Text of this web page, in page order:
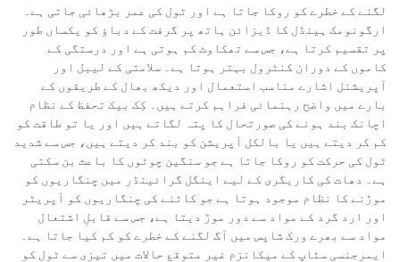
لگنے کے خطرے کو روکا جاتا ہے اور ٹول کی عمر بڑھائی جاتی ہے۔
ارگونومک ہینڈل کا ڈیزائن ہاتھ پر گرفت کے دباؤ کو یکساں طور
پر تقسیم کرتا ہے، جس سے تھکاوٹ کم ہوتی ہے اور درستگی کے
کاموں کے دوران کنٹرول بہتر ہوتا ہے۔ سلامتی کے لیبل اور
آپریشنل اشارے مناسب استعمال اور دیکھ بھال کے طریقوں کے
بارے میں واضح رہنمائی فراہم کرتے ہیں۔ کِک بیک تحفظ کے نظام
اچانک بند ہونے کی صورتحال کا پتہ لگاتے ہیں اور یا تو طاقت کو
کم کر دیتے ہیں یا بالکل آپریشن کو بند کر دیتے ہیں، جس سے شدید
ٹول کی حرکت کو روکا جاتا ہے جو سنگین چوٹوں کا باعث بن سکتی
ہے۔ دھات کی کاریگری کے لیے اینگل گرائینڈر میں چنگاریوں کو
موڑنے کا نظام موجود ہوتا ہے جو کاٹنے کی چنگاریوں کو آپریٹر
اور ارد گرد کے مواد سے دور موڑ دیتا ہے، جس سے قابلِ اشتعال
مواد سے بھرے ورک شاپس میں آگ لگنے کے خطرے کو کم کیا جاتا ہے۔
ایمرجنسی سٹاپ کے میکانزم غیر متوقع حالات میں تیزی سے ٹول کو